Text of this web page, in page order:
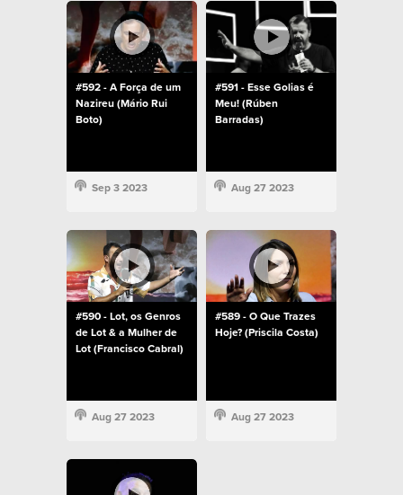
#592 - A Força de um
Nazireu (Mário Rui
Boto)
Sep 3 2023
#591 - Esse Golias é
Meu! (Rúben
Barradas)
Aug 27 2023
#590 - Lot, os Genros
de Lot & a Mulher de
Lot (Francisco Cabral)
Aug 27 2023
#589 - O Que Trazes
Hoje? (Priscila Costa)
Aug 27 2023